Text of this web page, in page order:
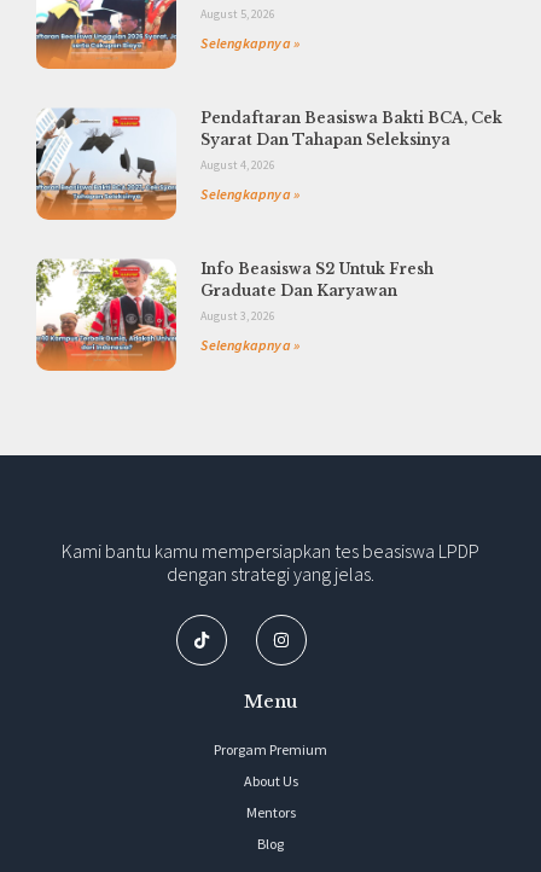
August 5, 2026
Selengkapnya »
Pendaftaran Beasiswa Bakti BCA, Cek
Syarat Dan Tahapan Seleksinya
August 4, 2026
Selengkapnya »
Info Beasiswa S2 Untuk Fresh
Graduate Dan Karyawan
August 3, 2026
Selengkapnya »
Kami bantu kamu mempersiapkan tes beasiswa LPDP
dengan strategi yang jelas.
Menu
Prorgam Premium
About Us
Mentors
Blog